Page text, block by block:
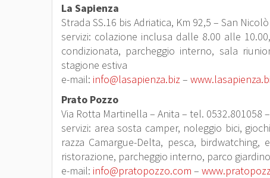
La Sapienza
Strada SS.16 bis Adriatica, Km 92,5 – San
servizi: colazione inclusa dalle 8.00 alle
condizionata, parcheggio interno, sala
stagione estiva
e-mail: info@lasapienza.biz–
Prato Pozzo
Via Rotta Martinella – Anita – tel. 0532.801058
servizi: area sosta camper, noleggio bici,
razza Camargue-Delta, pesca,
ristorazione, parcheggio interno, parco
e-mail: info@pratopozzo.com –